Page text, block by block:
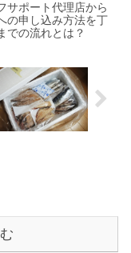
サポート代理店から
の申し込み方法を丁
での流れとは？